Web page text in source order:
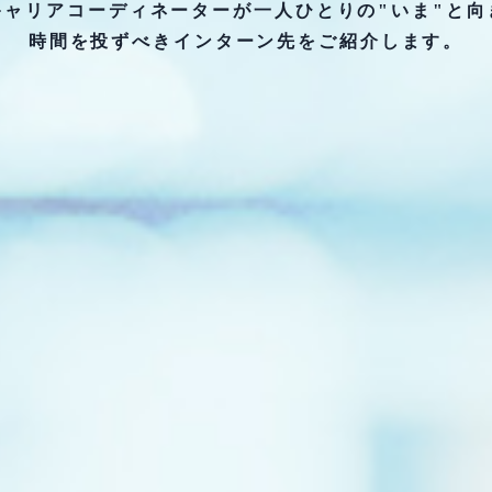
ャリアコーディネーターが一人ひとりの"いま"と向
時間を投ずべきインターン先をご紹介します。